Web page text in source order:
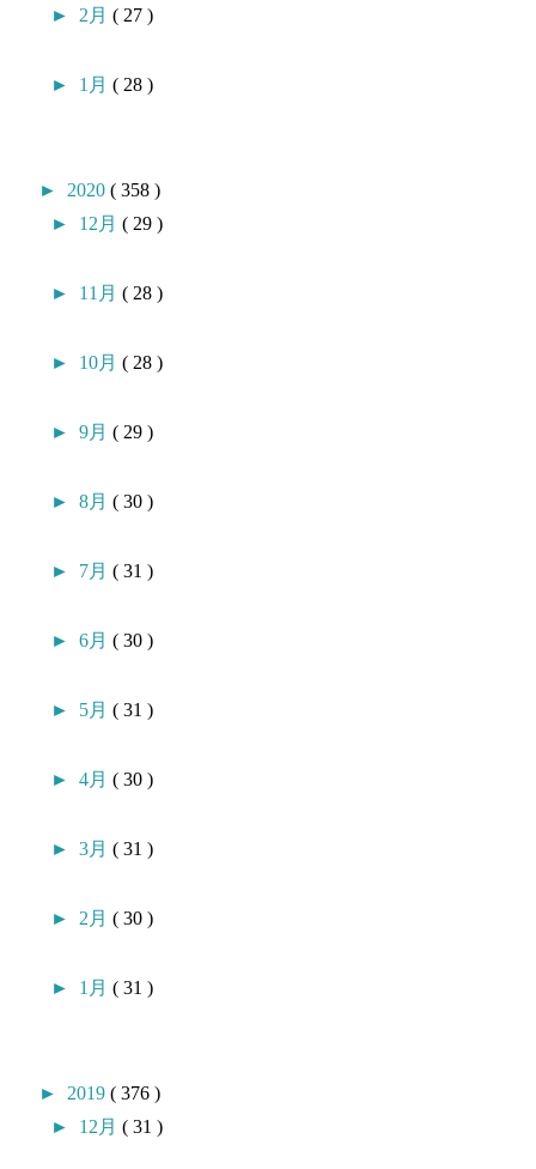
► 2月( 27 )
► 1月( 28 )
► 2020( 358 )
► 12月( 29 )
► 11月( 28 )
► 10月( 28 )
►9月( 29 )
►8月( 30 )
► 7月( 31 )
►6月( 30 )
► 5月( 31 )
►4月( 30 )
►3月( 31 )
► 2月( 30 )
► 1月( 31 )
► 2019( 376 )
► 12月( 31 )